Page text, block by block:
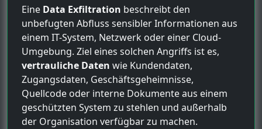
Eine Data Exfiltration beschreibt den
unbefugten Abfluss sensibler Informationen aus
einem IT-System, Netzwerk oder einer Cloud-
Umgebung. Ziel eines solchen Angriffs ist es,
vertrauliche Daten wie Kundendaten,
Zugangsdaten, Geschäftsgeheimnisse,
Quellcode oder interne Dokumente aus einem
geschützten System zu stehlen und außerhalb
der Organisation verfügbar zu machen.